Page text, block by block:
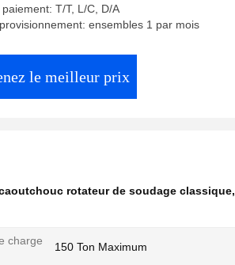
T/T, L/C, D/A
ensembles 1 par mois
le meilleur prix
rotateur de soudage classique,
charge 150 Ton Maximum